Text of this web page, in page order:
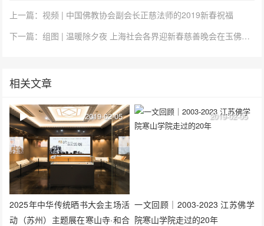
上一篇：视频 | 中国佛教协会副会长正慈法师的2019新春祝福
下一篇：组图 | 温暖除夕夜 上海社会各界迎新春慈善晚会在玉佛禅寺圆满举行
相关文章
2025年中华传统晒书大会主场活
动（苏州）主题展在寒山寺·和合
2019-02-05
一文回顾｜2003-2023 江苏佛学
院寒山学院走过的20年
2019-02-05